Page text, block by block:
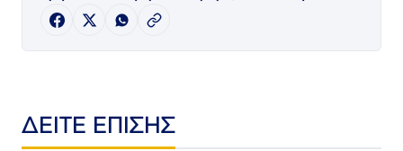
ΔΕΙΤΕ ΕΠΙΣΗΣ